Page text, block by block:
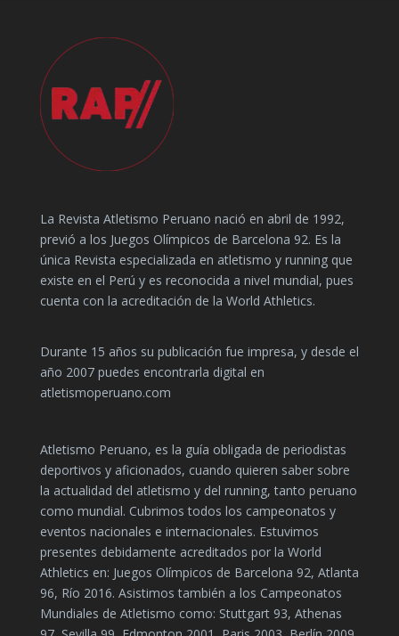
La Revista Atletismo Peruano nació en abril de 1992,
previó a los Juegos Olímpicos de Barcelona 92. Es la
única Revista especializada en atletismo y running que
existe en el Perú y es reconocida a nivel mundial, pues
cuenta con la acreditación de la World Athletics.
Durante 15 años su publicación fue impresa, y desde el
año 2007 puedes encontrarla digital en
atletismoperuano.com
Atletismo Peruano, es la guía obligada de periodistas
deportivos y aficionados, cuando quieren saber sobre
la actualidad del atletismo y del running, tanto peruano
como mundial. Cubrimos todos los campeonatos y
eventos nacionales e internacionales. Estuvimos
presentes debidamente acreditados por la World
Athletics en: Juegos Olímpicos de Barcelona 92, Atlanta
96, Río 2016. Asistimos también a los Campeonatos
Mundiales de Atletismo como: Stuttgart 93, Athenas